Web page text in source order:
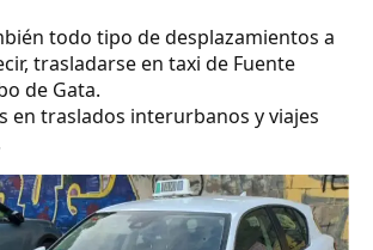
todo tipo de desplazamientos a
trasladarse en taxi de Fuente
de Gata.
en traslados interurbanos y viajes